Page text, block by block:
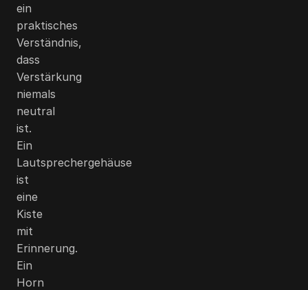
ein
praktisches
Verständnis,
dass
Verstärkung
niemals
neutral
ist.
Ein
Lautsprechergehäuse
ist
eine
Kiste
mit
Erinnerung.
Ein
Horn